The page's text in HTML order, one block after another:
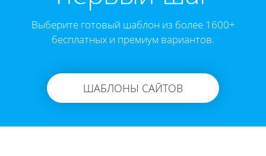
Выберите готовый шаблон из более 1600+
бесплатных и премиум вариантов.
ШАБЛОНЫ САЙТОВ